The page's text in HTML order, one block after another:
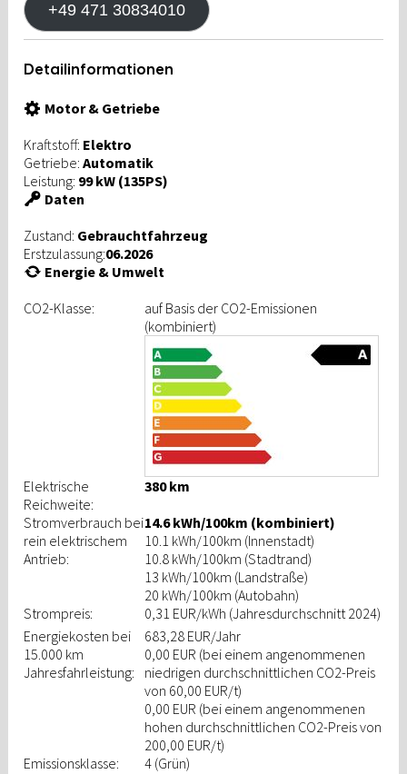
+49 471 30834010
Detailinformationen
Motor & Getriebe
Kraftstoff: Elektro
Getriebe: Automatik
Leistung: 99 kW (135PS)
Daten
Zustand: Gebrauchtfahrzeug
Erstzulassung:06.2026
Energie & Umwelt
CO2-Klasse:
auf Basis der CO2-Emissionen
(kombiniert)
Elektrische
Reichweite:
380 km
Stromverbrauch bei
rein elektrischem
Antrieb:
14.6 kWh/100km (kombiniert)
10.1 kWh/100km (Innenstadt)
10.8 kWh/100km (Stadtrand)
13 kWh/100km (Landstraße)
20 kWh/100km (Autobahn)
Strompreis:
0,31 EUR/kWh (Jahresdurchschnitt 2024)
Energiekosten bei
15.000 km
Jahresfahrleistung:
683,28 EUR/Jahr
0,00 EUR (bei einem angenommenen
niedrigen durchschnittlichen CO2-Preis
von 60,00 EUR/t)
0,00 EUR (bei einem angenommenen
hohen durchschnittlichen CO2-Preis von
200,00 EUR/t)
Emissionsklasse:
4 (Grün)